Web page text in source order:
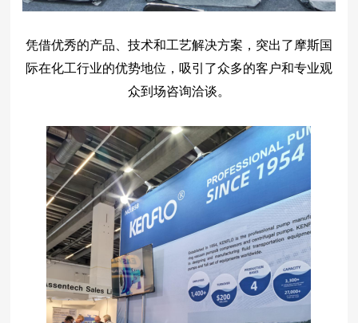
凭借优秀的产品、技术和工艺解决方案，突出了 摩斯国
际在化工行业的优势地位，吸引了众多的客户和专业观
众到场咨询洽谈。